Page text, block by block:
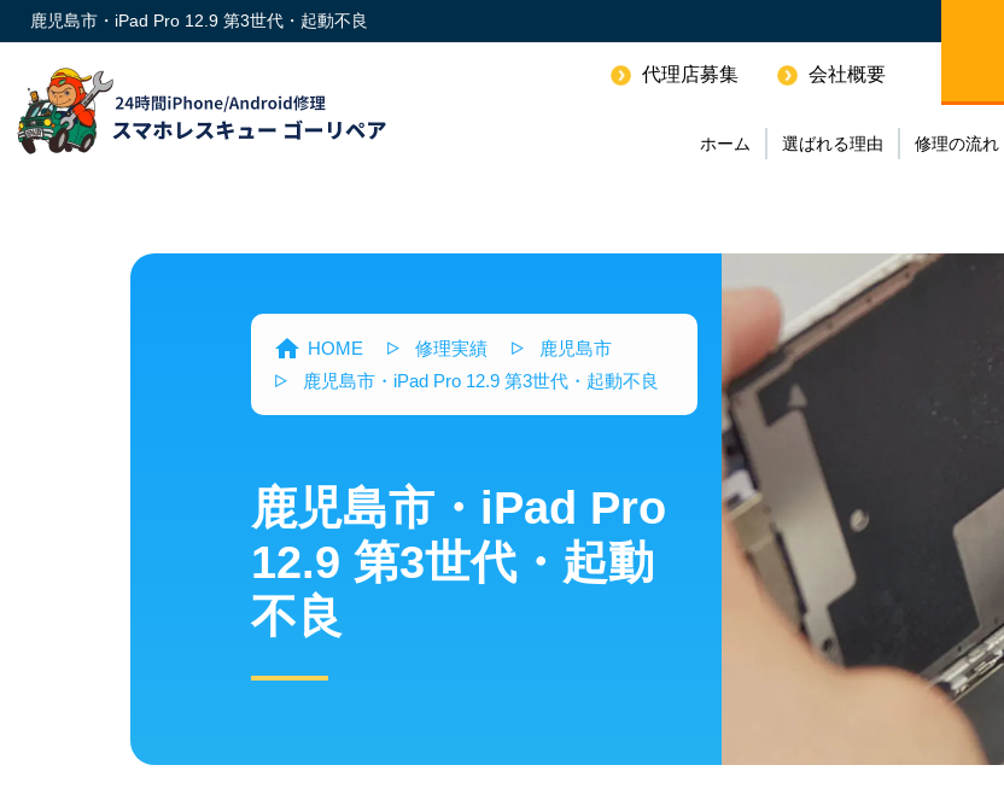
鹿児島市・iPad Pro 12.9 第3世代・起動不良
代理店募集 会社概要
ホーム 選ばれる理由 修理の流れ
HOME 修理実績
鹿児島市
鹿児島市・iPad Pro 12.9 第3世代・起動不良
鹿児島市・iPad Pro
12.9 第3世代・起動
不良